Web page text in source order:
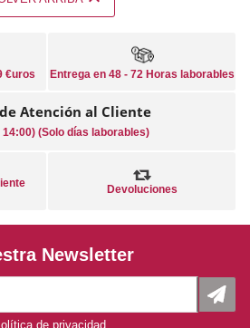
€uros Entrega en 48 - 72 Horas laborables
Atención al Cliente
14:00) (Solo días laborables)
Devoluciones
Newsletter
de privacidad